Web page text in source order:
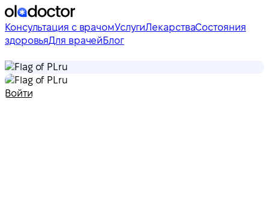
Консультация с врачомУслугиЛекарстваСостояния
здоровьяДля врачейБлог
ru
ru
Войти